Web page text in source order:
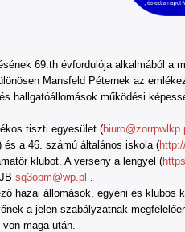
69.th évfordulója alkalmából a
Mansfeld Péternek az
hallgatóállomások működési
tiszti egyesület (
és a 46. számú általános iskola (
klubot. A verseny a lengyel (
sq3opm@wp.pl
hazai állomások, egyéni és
a jelen szabályzatnak
maga után.